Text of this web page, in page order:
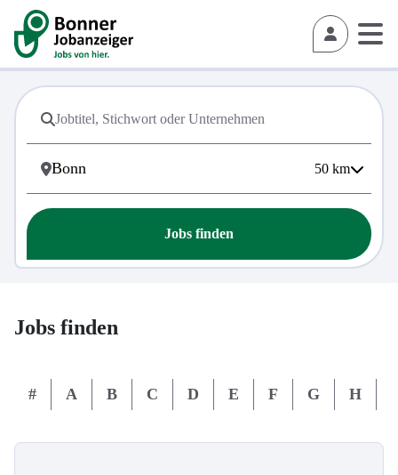
50 km
Jobs finden
Jobs finden
# A B C D E F G H